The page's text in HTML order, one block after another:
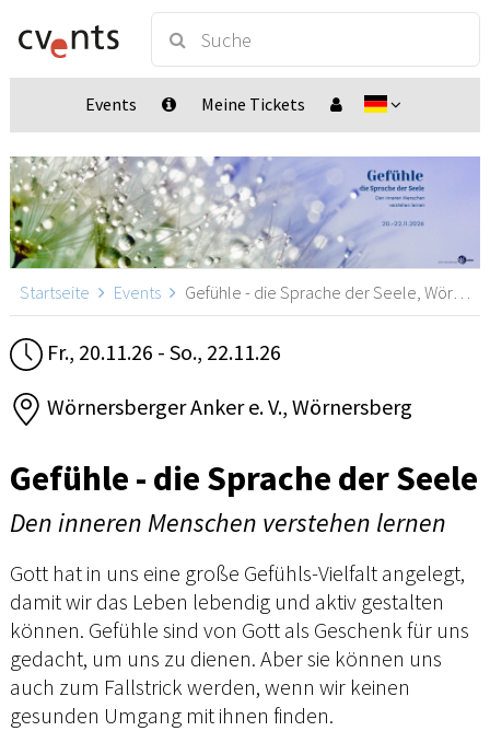
Events Meine Tickets
Startseite Events Gefühle - die Sprache der Seele, Wörnersberg
Fr., 20.11.26 - So., 22.11.26
Wörnersberger Anker e. V., Wörnersberg
Gefühle - die Sprache der Seele
Den inneren Menschen verstehen lernen
Gott hat in uns eine große Gefühls-Vielfalt angelegt,
damit wir das Leben lebendig und aktiv gestalten
können. Gefühle sind von Gott als Geschenk für uns
gedacht, um uns zu dienen. Aber sie können uns
auch zum Fallstrick werden, wenn wir keinen
gesunden Umgang mit ihnen finden.